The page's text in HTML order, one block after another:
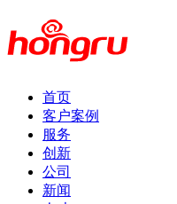
首页
客户案例
服务
创新
公司
新闻